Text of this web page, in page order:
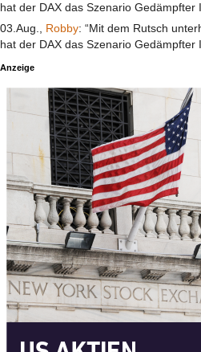
hat der DAX das Szenario Gedämpfter
03.Aug., Robby: “Mit dem Rutsch
hat der DAX das Szenario Gedämpfter
Anzeige